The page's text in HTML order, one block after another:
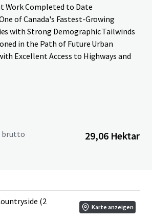
Work Completed to Date
of Canada's Fastest-Growing
with Strong Demographic Tailwinds
in the Path of Future Urban
Excellent Access to Highways and
brutto 29,06 Hektar
(2
Karte anzeigen